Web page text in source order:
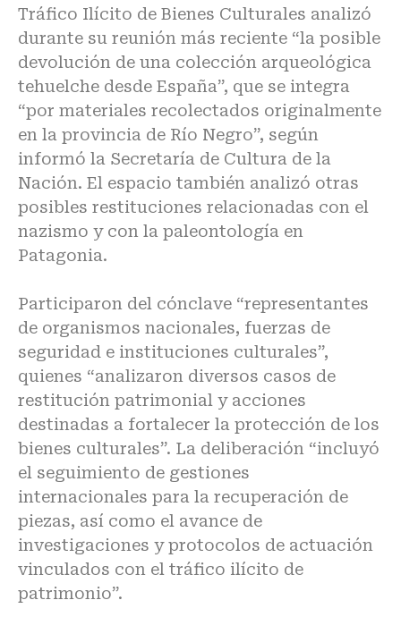
Tráfico Ilícito de Bienes Culturales analizó
durante su reunión más reciente “la posible
devolución de una colección arqueológica
tehuelche desde España”, que se integra
“por materiales recolectados originalmente
en la provincia de Río Negro”, según
informó la Secretaría de Cultura de la
Nación. El espacio también analizó otras
posibles restituciones relacionadas con el
nazismo y con la paleontología en
Patagonia.
Participaron del cónclave “representantes
de organismos nacionales, fuerzas de
seguridad e instituciones culturales”,
quienes “analizaron diversos casos de
restitución patrimonial y acciones
destinadas a fortalecer la protección de los
bienes culturales”. La deliberación “incluyó
el seguimiento de gestiones
internacionales para la recuperación de
piezas, así como el avance de
investigaciones y protocolos de actuación
vinculados con el tráfico ilícito de
patrimonio”.